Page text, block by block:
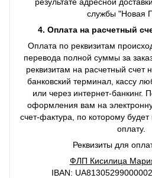
службы "Новая
4. Оплата на расчетный
Оплата по реквизитам
перевода полной суммы за
реквизитам на расчетный счет
банковский терминал, кассу
или через интернет-банкинг.
оформления вам на
счет-фактура, по которому
оплату.
Реквизиты для
ФЛП Кисилица
IBAN: